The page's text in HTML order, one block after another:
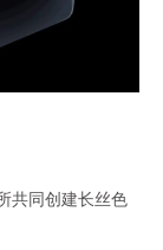
共同创建长丝色